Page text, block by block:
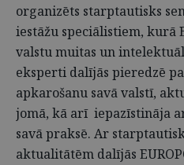
organizēts starptautisks
iestāžu speciālistiem, kurā
valstu muitas un
eksperti dalījās pieredzē
apkarošanu savā valstī,
jomā, kā arī iepazīstināja
savā praksē. Ar
aktualitātēm dalījās